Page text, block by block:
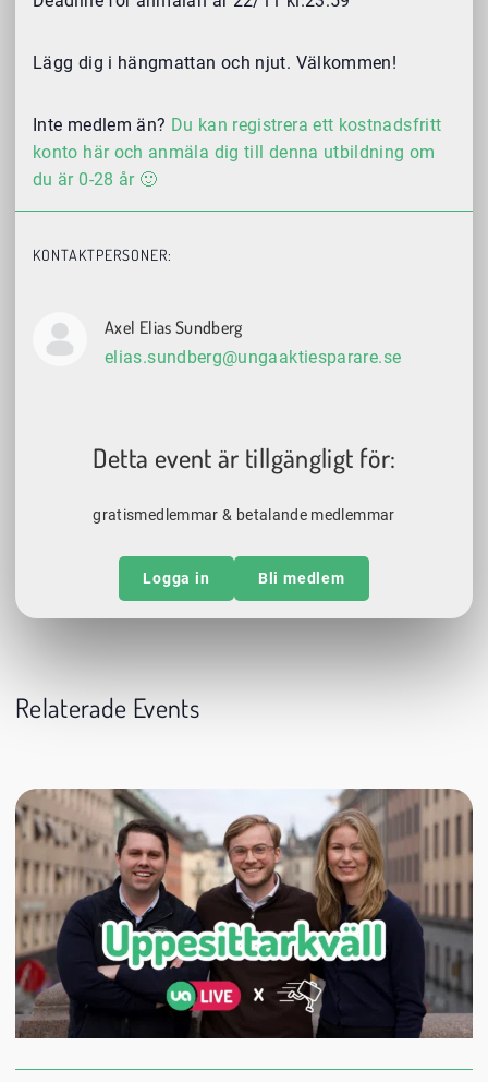
Lägg dig i hängmattan och njut. Välkommen!
Inte medlem än? Du kan registrera ett kostnadsfritt
konto här och anmäla dig till denna utbildning om
du är 0-28 år 🙂
KONTAKTPERSONER:
Axel Elias Sundberg
elias.sundberg@ungaaktiesparare.se
Detta event är tillgängligt för:
gratismedlemmar & betalande medlemmar
Logga in Bli medlem
Relaterade Events
24 augusti
20:00